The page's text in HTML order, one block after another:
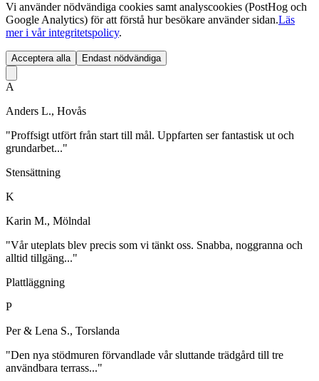
Vi använder nödvändiga cookies samt analyscookies (PostHog och
Google Analytics) för att förstå hur besökare använder sidan.Läs
mer i vår integritetspolicy.
Acceptera alla Endast nödvändiga
A
Anders L., Hovås
"Proffsigt utfört från start till mål. Uppfarten ser fantastisk ut och
grundarbet..."
Stensättning
K
Karin M., Mölndal
"Vår uteplats blev precis som vi tänkt oss. Snabba, noggranna och
alltid tillgäng..."
Plattläggning
P
Per & Lena S., Torslanda
"Den nya stödmuren förvandlade vår sluttande trädgård till tre
användbara terrass..."